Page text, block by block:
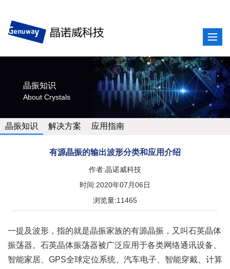
晶振知识
About Crystals
晶振知识 解决方案 应用指南
有源晶振的输出波形分类和应用介绍
作者:晶诺威科技
时间:2020年07月06日
浏览量:11465
一提及波形，指的就是晶振家族的有源晶振，又叫石英晶体
振荡器。石英晶体振荡器被广泛应用于各类网络通讯设备、
智能家居、GPS全球定位系统、汽车电子、智能穿戴、计算